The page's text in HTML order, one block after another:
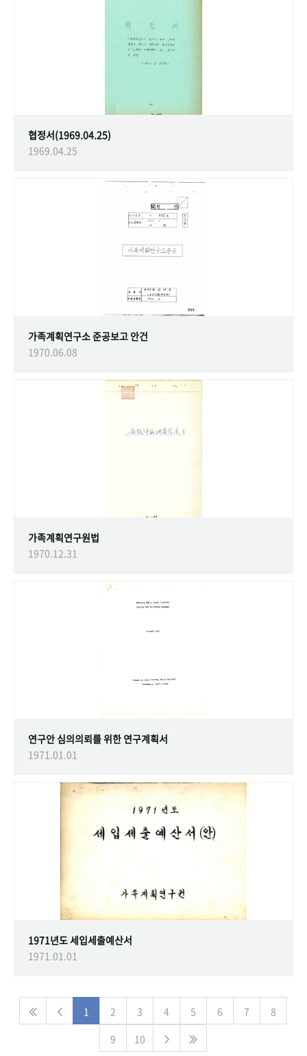
협정서(1969.04.25)
1969.04.25
가족계획연구소 준공보고 안건
1970.06.08
가족계획연구원법
1970.12.31
연구안 심의의뢰를 위한 연구계획서
1971.01.01
1971년도 세입세출예산서
1971.01.01
1 2 3 4 5 6 7
8
9
10